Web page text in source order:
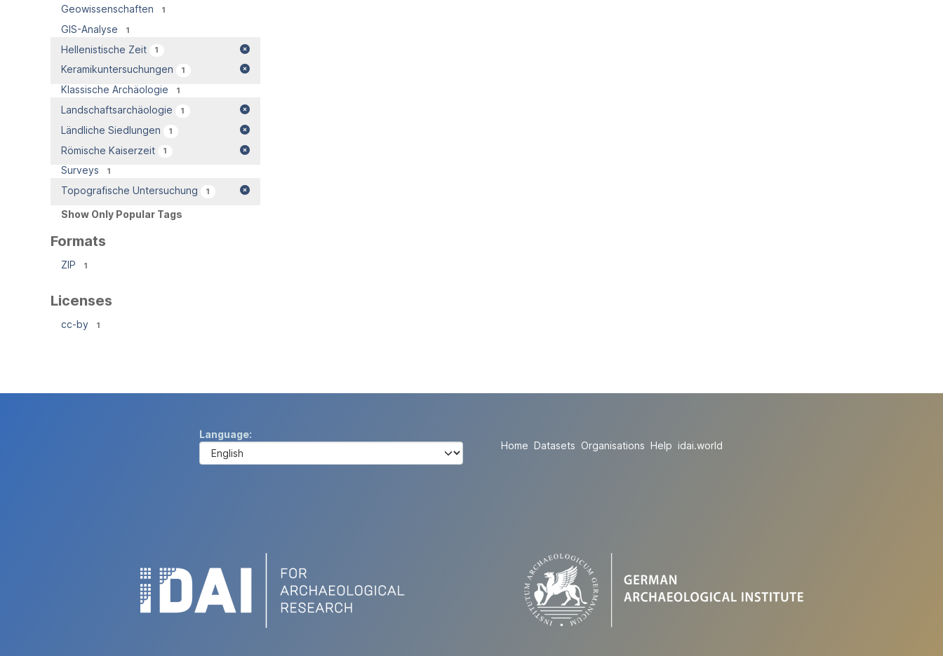
Geowissenschaften 1
GIS-Analyse 1
Hellenistische Zeit 1
Keramikuntersuchungen 1
Klassische Archäologie 1
Landschaftsarchäologie 1
Ländliche Siedlungen 1
Römische Kaiserzeit 1
Surveys 1
Topografische Untersuchung 1
Show Only Popular Tags
Formats
ZIP 1
Licenses
cc-by 1
Language
Home Datasets Organisations Help idai.world